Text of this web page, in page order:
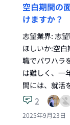
空白期間の
けますか？
志望業界: 志
ほしいか:空
職でパワハラ
は難しく、一
間には、就活
2
2025年9月23日